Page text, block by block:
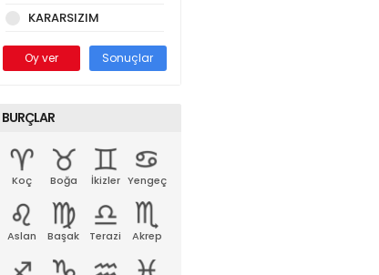
KARARSIZIM
Oy ver Sonuçlar
BURÇLAR
Koç Boğa İkizler Yengeç
Aslan Başak Terazi Akrep